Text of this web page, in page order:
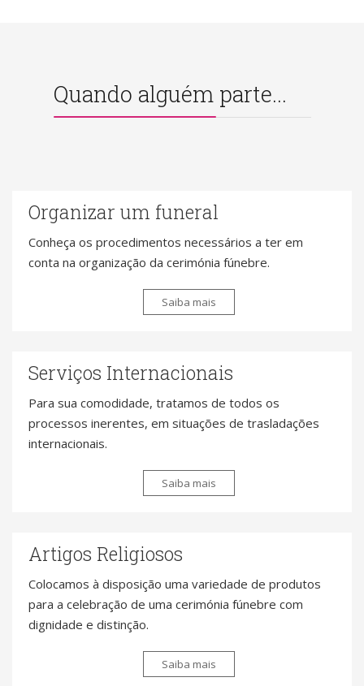
Quando alguém parte...
Organizar um funeral
Conheça os procedimentos necessários a ter em
conta na organização da cerimónia fúnebre.
Saiba mais
Serviços Internacionais
Para sua comodidade, tratamos de todos os
processos inerentes, em situações de trasladações
internacionais.
Saiba mais
Artigos Religiosos
Colocamos à disposição uma variedade de produtos
para a celebração de uma cerimónia fúnebre com
dignidade e distinção.
Saiba mais